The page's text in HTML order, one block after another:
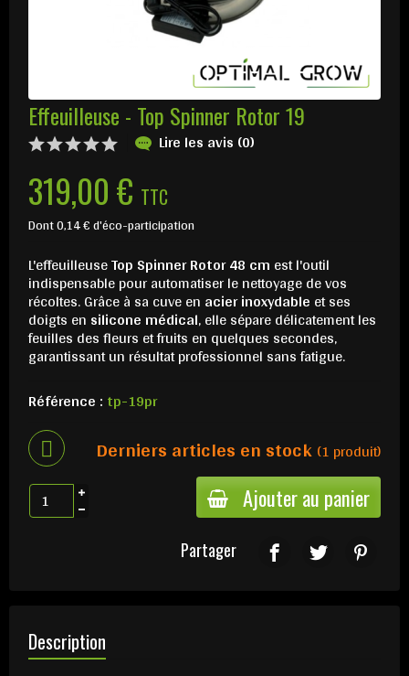
Effeuilleuse - Top Spinner Rotor 19
Lire les avis (0)
319,00 € TTC
Dont 0,14 € d'éco-participation
L'effeuilleuseTop Spinner Rotor 48 cm est l'outil
indispensable pour automatiser le nettoyage de vos
récoltes. Grâce à sa cuve en acier inoxydable et ses
doigts en silicone médical, elle sépare délicatement les
feuilles des fleurs et fruits en quelques secondes,
garantissant un résultat professionnel sans fatigue.
Référence : tp-19pr
Derniers articles en stock (1 produit)
Ajouter au panier
Partager
Description